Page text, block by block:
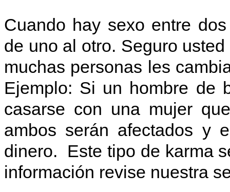
Cuando hay sexo entre
de uno al otro. Seguro
muchas personas les
Ejemplo: Si un hombre de
casarse con una mujer
ambos serán afectados y
dinero. Este tipo de karma
información revise nuestra